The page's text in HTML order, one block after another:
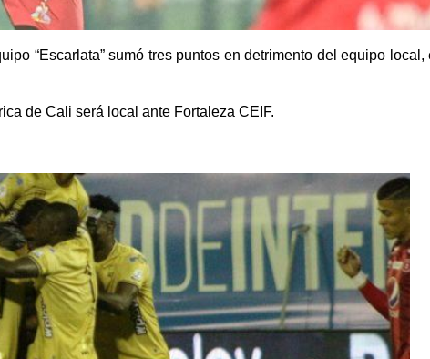
“Escarlata” sumó tres puntos en detrimento del equipo
de Cali será local ante Fortaleza CEIF.